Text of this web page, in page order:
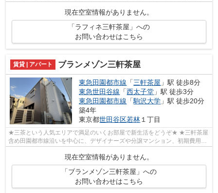
抑えた部屋探しはぜひ当社にお任せくだ...
現在空室情報がありません。
「ラフィネ三軒茶屋」への
お問い合わせはこちら
賃貸 | アパート ブランメゾン三軒茶屋
東急田園都市線 「三軒茶屋 」駅 徒歩8分
東急世田谷線 「西太子堂 」駅 徒歩3分
東急田園都市線 「駒沢大学 」駅 徒歩20分
築4年
東京都世田谷区若林 １丁目
★三茶という人気エリアで満足のいくお部屋で新生活をどうぞ★ ★三軒茶屋
含め田園都市線沿いを中心に、デザイナーズや分譲マンション、初期費用を
現在空室情報がありません。
「ブランメゾン三軒茶屋」への
お問い合わせはこちら